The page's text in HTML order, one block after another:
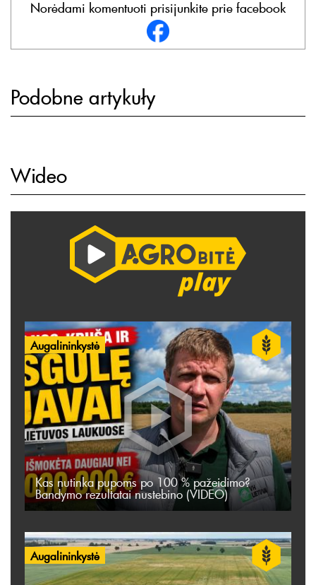
Norėdami komentuoti prisijunkite prie facebook
Podobne artykuły
Wideo
Augalininkystė
Kas nutinka pupoms po 100 % pažeidimo?
Bandymo rezultatai nustebino (VIDEO)
Augalininkystė